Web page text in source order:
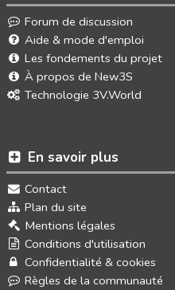
En savoir plus
Contact
Plan du site
Mentions légales
Conditions d'utilisation
Confidentialité & cookies
Règles de la communauté
Forum de discussion
Aide & mode d'emploi
Les fondements du projet
À propos de New3S
Technologie 3V.World